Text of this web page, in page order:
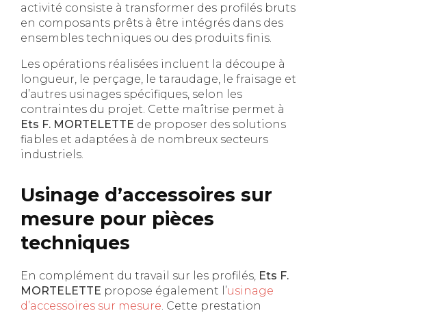
activité consiste à transformer des profilés bruts
en composants prêts à être intégrés dans des
ensembles techniques ou des produits finis.
Les opérations réalisées incluent la découpe à
longueur, le perçage, le taraudage, le fraisage et
d’autres usinages spécifiques, selon les
contraintes du projet. Cette maîtrise permet à
Ets F. MORTELETTE de proposer des solutions
fiables et adaptées à de nombreux secteurs
industriels.
Usinage d’accessoires sur
mesure pour pièces
techniques
En complément du travail sur les profilés, Ets F.
MORTELETTE propose également l’usinage
d’accessoires sur mesure . Cette prestation